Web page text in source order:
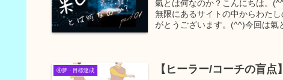
氣とは何なのか？こんにちは。
無限にあるサイトの中からわた
がとうございます。(^^)今回は氣
④夢・目標達成 【ヒーラー/コーチの盲